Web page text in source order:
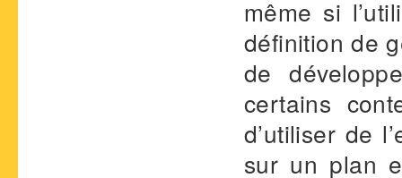
même si
définition de
de
certains
d’utiliser de
sur un plan